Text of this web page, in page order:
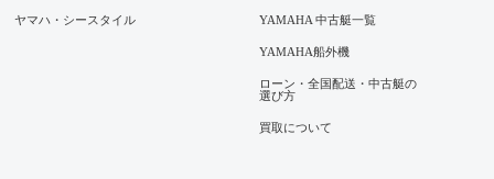
ヤマハ・シースタイル YAMAHA 中古艇一覧
YAMAHA船外機
ローン・全国配送・中古艇の
選び方
買取について